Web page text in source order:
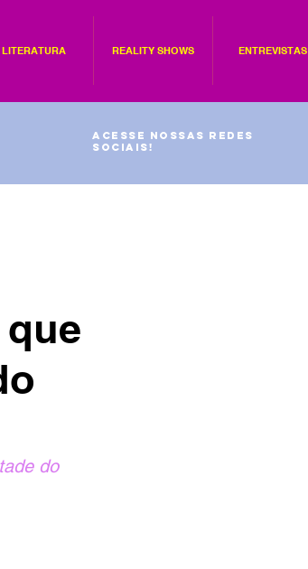
LITERATURA REALITY SHOWS ENTREVISTAS
Acesse nossas redes
sociais!
do